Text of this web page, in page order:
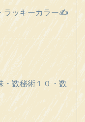
ラッキーカラー✍️
・数秘術１０・数